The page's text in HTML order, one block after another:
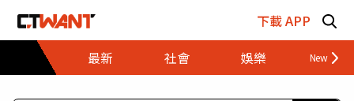
下載 APP
最新
社會 娛樂 財經